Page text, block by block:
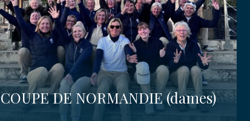
COUPE DE NORMANDIE (dames)